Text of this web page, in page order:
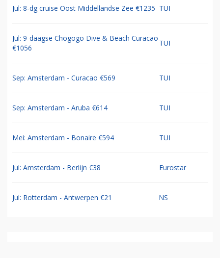
Jul: 8-dg cruise Oost Middellandse Zee €1235 TUI
Jul: 9-daagse Chogogo Dive & Beach Curacao
€1056
TUI
Sep: Amsterdam - Curacao €569 TUI
Sep: Amsterdam - Aruba €614 TUI
Mei: Amsterdam - Bonaire €594 TUI
Jul: Amsterdam - Berlijn €38 Eurostar
Jul: Rotterdam - Antwerpen €21 NS